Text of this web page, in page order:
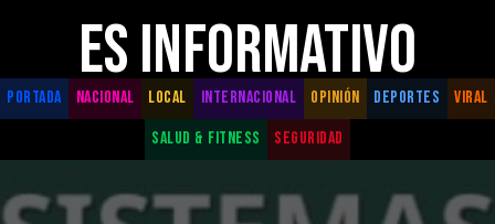
ES INFORMATIVO
PORTADA NACIONAL LOCAL INTERNACIONAL OPINIÓN DEPORTES
VIRAL
SALUD & FITNESS
SEGURIDAD